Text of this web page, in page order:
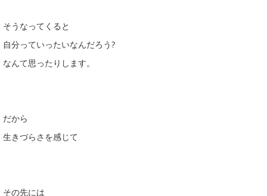
そうなってくると
自分っていったいなんだろう?
なんて思ったりします。
だから
生きづらさを感じて
その先には